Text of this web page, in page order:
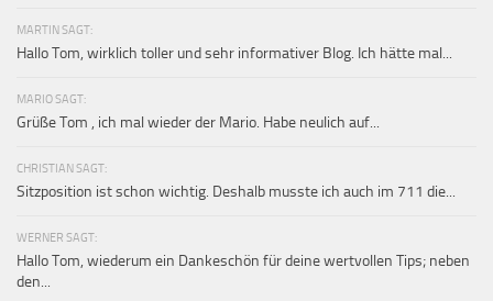
MARTIN SAGT:
Hallo Tom, wirklich toller und sehr informativer Blog. Ich hätte mal...
MARIO SAGT:
Grüße Tom , ich mal wieder der Mario. Habe neulich auf...
CHRISTIAN SAGT:
Sitzposition ist schon wichtig. Deshalb musste ich auch im 711 die...
WERNER SAGT:
Hallo Tom, wiederum ein Dankeschön für deine wertvollen Tips; neben
den...